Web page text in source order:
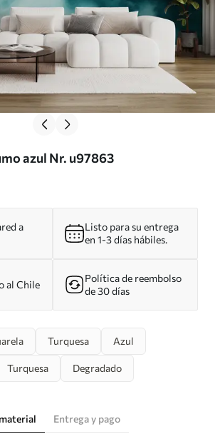
azul Nr. u97863
a
Listo para su entrega
en 1-3 días hábiles.
al Chile
Política de reembolso
de 30 días
Turquesa Azul
Turquesa Degradado
Entrega y pago